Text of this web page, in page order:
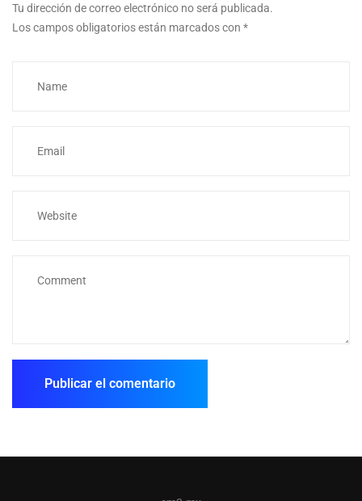
Tu dirección de correo electrónico no será publicada.
Los campos obligatorios están marcados con *